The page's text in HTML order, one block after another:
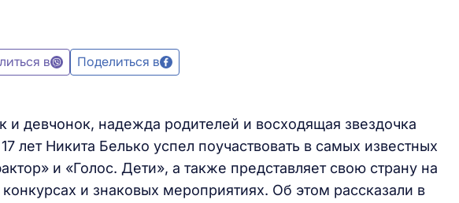
в Поделиться в
и девчонок, надежда родителей и восходящая звездочка
лет Никита Белько успел поучаствовать в самых известных
и «Голос. Дети», а также представляет свою страну на
и знаковых мероприятиях. Об этом рассказали в